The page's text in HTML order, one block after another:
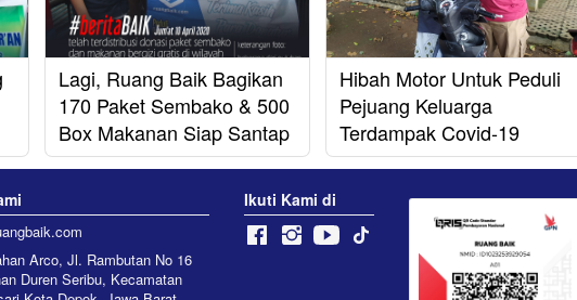
Lagi, Ruang Baik Bagikan
170 Paket Sembako & 500
Box Makanan Siap Santap
Hibah Motor Untuk Peduli
Pejuang Keluarga
Terdampak Covid-19
Arco, Jl. Rambutan No 16
Duren Seribu, Kecamatan
Ikuti Kami di